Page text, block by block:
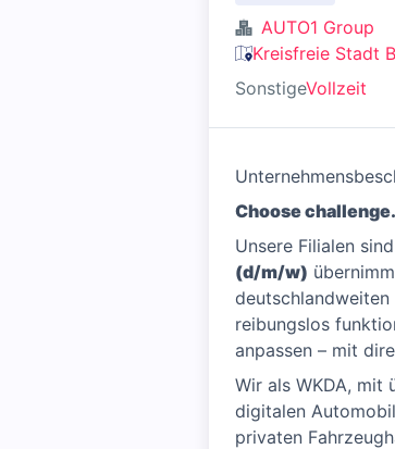
AUTO1 Group
Kreisfreie Stadt
SonstigeVollzeit
Choose
Unsere Filialen
(d/m/w)
reibungslos
anpassen – mit
Wir als WKDA, mit
digitalen
privaten